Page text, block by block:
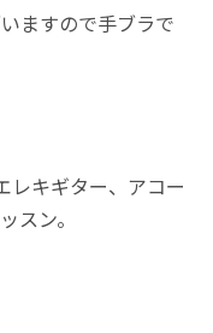
ますので手ブラで
レキギター、アコー
スン。